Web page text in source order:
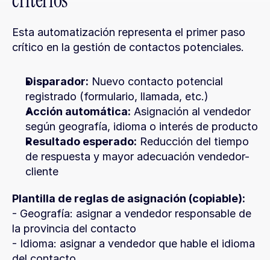
Esta automatización representa el primer paso
crítico en la gestión de contactos potenciales.
Disparador: Nuevo contacto potencial
registrado (formulario, llamada, etc.)
Acción automática: Asignación al vendedor
según geografía, idioma o interés de producto
Resultado esperado: Reducción del tiempo
de respuesta y mayor adecuación vendedor-
cliente
Plantilla de reglas de asignación (copiable):
- Geografía: asignar a vendedor responsable de
la provincia del contacto
- Idioma: asignar a vendedor que hable el idioma